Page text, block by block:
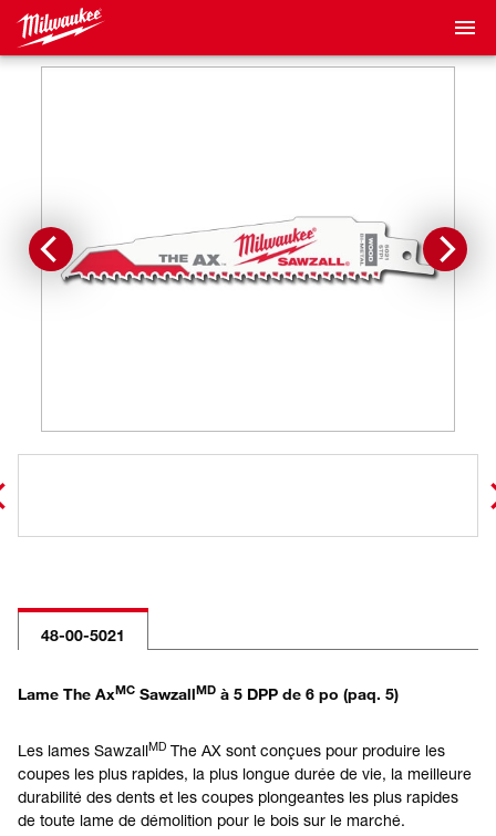
48-00-5021
Lame The AxMC SawzallMD à 5 DPP de 6 po (paq. 5)
Les lames SawzallMD The AX sont conçues pour produire les
coupes les plus rapides, la plus longue durée de vie, la meilleure
durabilité des dents et les coupes plongeantes les plus rapides
de toute lame de démolition pour le bois sur le marché.